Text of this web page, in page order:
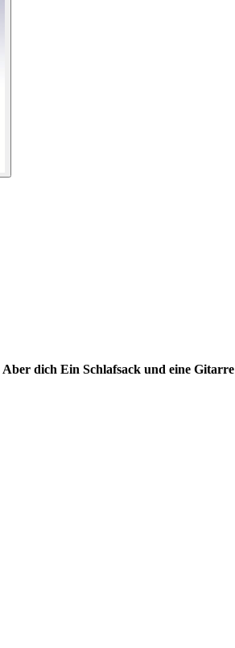
Aber dich Ein Schlafsack und eine Gitarre